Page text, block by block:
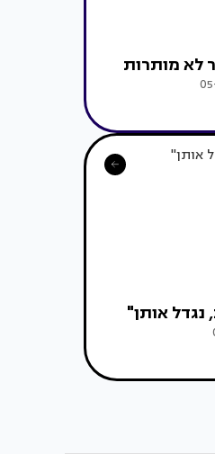
לא מותרות
נגדל אותן"